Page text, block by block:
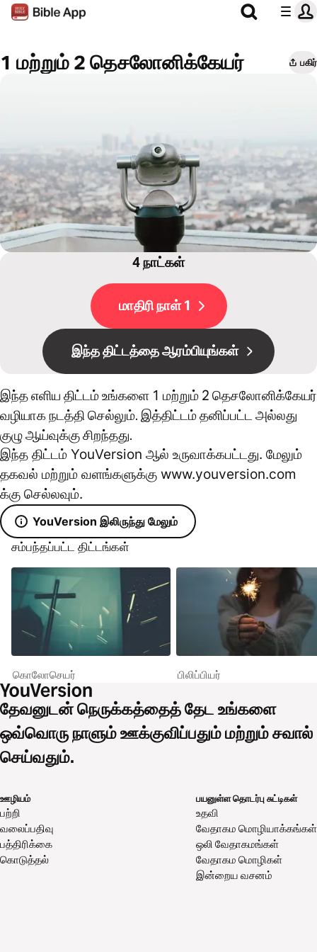
1 மற்றும் 2 தெசலோனிக்கேயர் பகிர்
4 நாட்கள்
மாதிரி நாள் 1
இந்த திட்டத்தை ஆரம்பியுங்கள்
இந்த எளிய திட்டம் உங்களை 1 மற்றும் 2 தெசலோனிக்கேயர்
வழியாக நடத்தி செல்லும். இத்திட்டம் தனிப்பட்ட அல்லது
குழு ஆய்வுக்கு சிறந்தது.
இந்த திட்டம் YouVersion ஆல் உருவாக்கபட்டது. மேலும்
தகவல் மற்றும் வளங்களுக்கு www.youversion.com
க்கு செல்லவும்.
YouVersion இலிருந்து மேலும்
சம்பந்தப்பட்ட திட்டங்கள்
கொலோசெயர் பிலிப்பியர்
தேவனுடன் நெருக்கத்தைத் தேட உங்களை
ஒவ்வொரு நாளும் ஊக்குவிப்பதும் மற்றும் சவால்
செய்வதும்.
ஊழியம்
பற்றி
வலைப்பதிவு
பத்திரிக்கை
கொடுத்தல்
பயனுள்ள தொடர்பு சுட்டிகள்
உதவி
வேதாகம மொழியாக்கங்கள்
ஒலி வேதாகமங்கள்
வேதாகம மொழிகள்
இன்றைய வசனம்